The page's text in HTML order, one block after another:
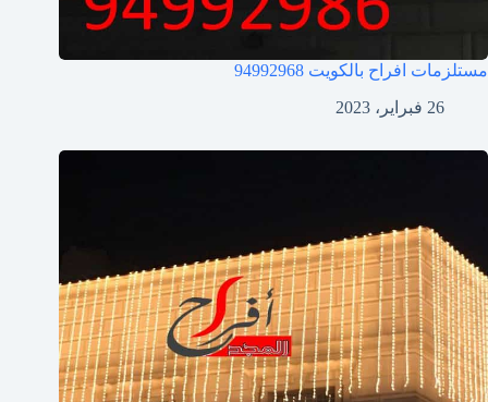
مستلزمات افراح بالكويت 94992968
26 فبراير، 2023